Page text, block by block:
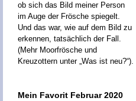
ob sich das Bild meiner Person
im Auge der Frösche spiegelt.
Und das war, wie auf dem Bild zu
erkennen, tatsächlich der Fall.
(Mehr Moorfrösche und
Kreuzottern unter „Was ist neu?“).
Mein Favorit Februar 2020